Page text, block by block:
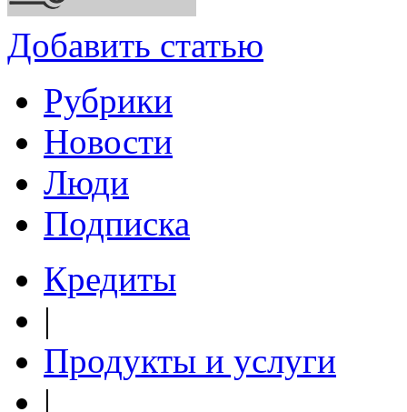
Добавить статью
Рубрики
Новости
Люди
Подписка
Кредиты
|
Продукты и услуги
|